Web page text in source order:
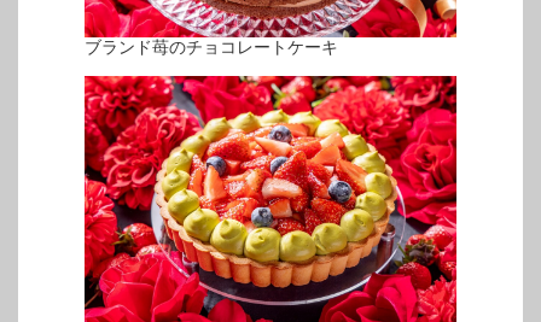
ブランド苺のチョコレートケーキ